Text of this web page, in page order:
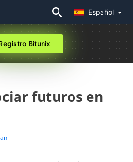
Español
Bitunix
futuros en